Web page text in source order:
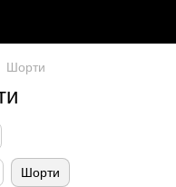
Шорти
Шорти